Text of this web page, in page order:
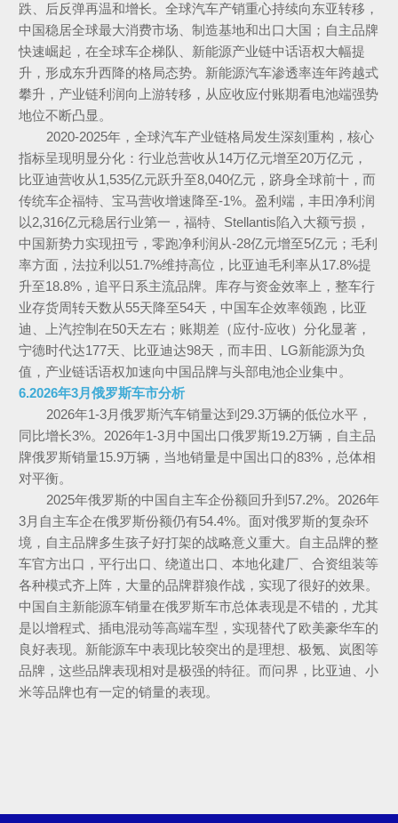
跌、后反弹再温和增长。全球汽车产销重心持续向东亚转移，
中国稳居全球最大消费市场、制造基地和出口大国；自主品牌
快速崛起，在全球车企梯队、新能源产业链中话语权大幅提
升，形成东升西降的格局态势。新能源汽车渗透率连年跨越式
攀升，产业链利润向上游转移，从应收应付账期看电池端强势
地位不断凸显。
2020-2025年，全球汽车产业链格局发生深刻重构，核心
指标呈现明显分化：行业总营收从14万亿元增至20万亿元，
比亚迪营收从1,535亿元跃升至8,040亿元，跻身全球前十，而
传统车企福特、宝马营收增速降至-1%。盈利端，丰田净利润
以2,316亿元稳居行业第一，福特、Stellantis陷入大额亏损，
中国新势力实现扭亏，零跑净利润从-28亿元增至5亿元；毛利
率方面，法拉利以51.7%维持高位，比亚迪毛利率从17.8%提
升至18.8%，追平日系主流品牌。库存与资金效率上，整车行
业存货周转天数从55天降至54天，中国车企效率领跑，比亚
迪、上汽控制在50天左右；账期差（应付-应收）分化显著，
宁德时代达177天、比亚迪达98天，而丰田、LG新能源为负
值，产业链话语权加速向中国品牌与头部电池企业集中。
6.2026年3月俄罗斯车市分析
2026年1-3月俄罗斯汽车销量达到29.3万辆的低位水平，
同比增长3%。2026年1-3月中国出口俄罗斯19.2万辆，自主品
牌俄罗斯销量15.9万辆，当地销量是中国出口的83%，总体相
对平衡。
2025年俄罗斯的中国自主车企份额回升到57.2%。2026年
3月自主车企在俄罗斯份额仍有54.4%。面对俄罗斯的复杂环
境，自主品牌多生孩子好打架的战略意义重大。自主品牌的整
车官方出口，平行出口、绕道出口、本地化建厂、合资组装等
各种模式齐上阵，大量的品牌群狼作战，实现了很好的效果。
中国自主新能源车销量在俄罗斯车市总体表现是不错的，尤其
是以增程式、插电混动等高端车型，实现替代了欧美豪华车的
良好表现。新能源车中表现比较突出的是理想、极氪、岚图等
品牌，这些品牌表现相对是极强的特征。而问界，比亚迪、小
米等品牌也有一定的销量的表现。